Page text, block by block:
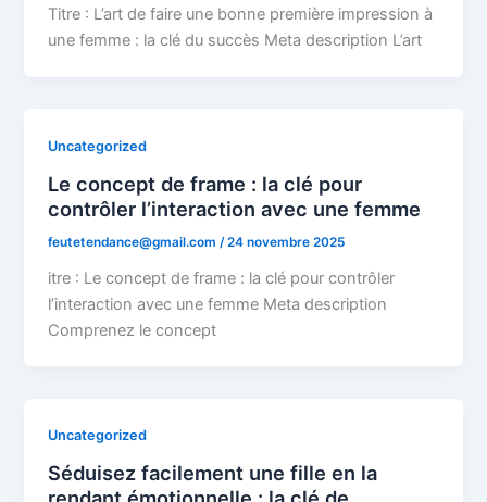
Titre : L’art de faire une bonne première impression à
une femme : la clé du succès Meta description L’art
Uncategorized
Le concept de frame : la clé pour
contrôler l’interaction avec une femme
feutetendance@gmail.com /24 novembre 2025
itre : Le concept de frame : la clé pour contrôler
l’interaction avec une femme Meta description
Comprenez le concept
Uncategorized
Séduisez facilement une fille en la